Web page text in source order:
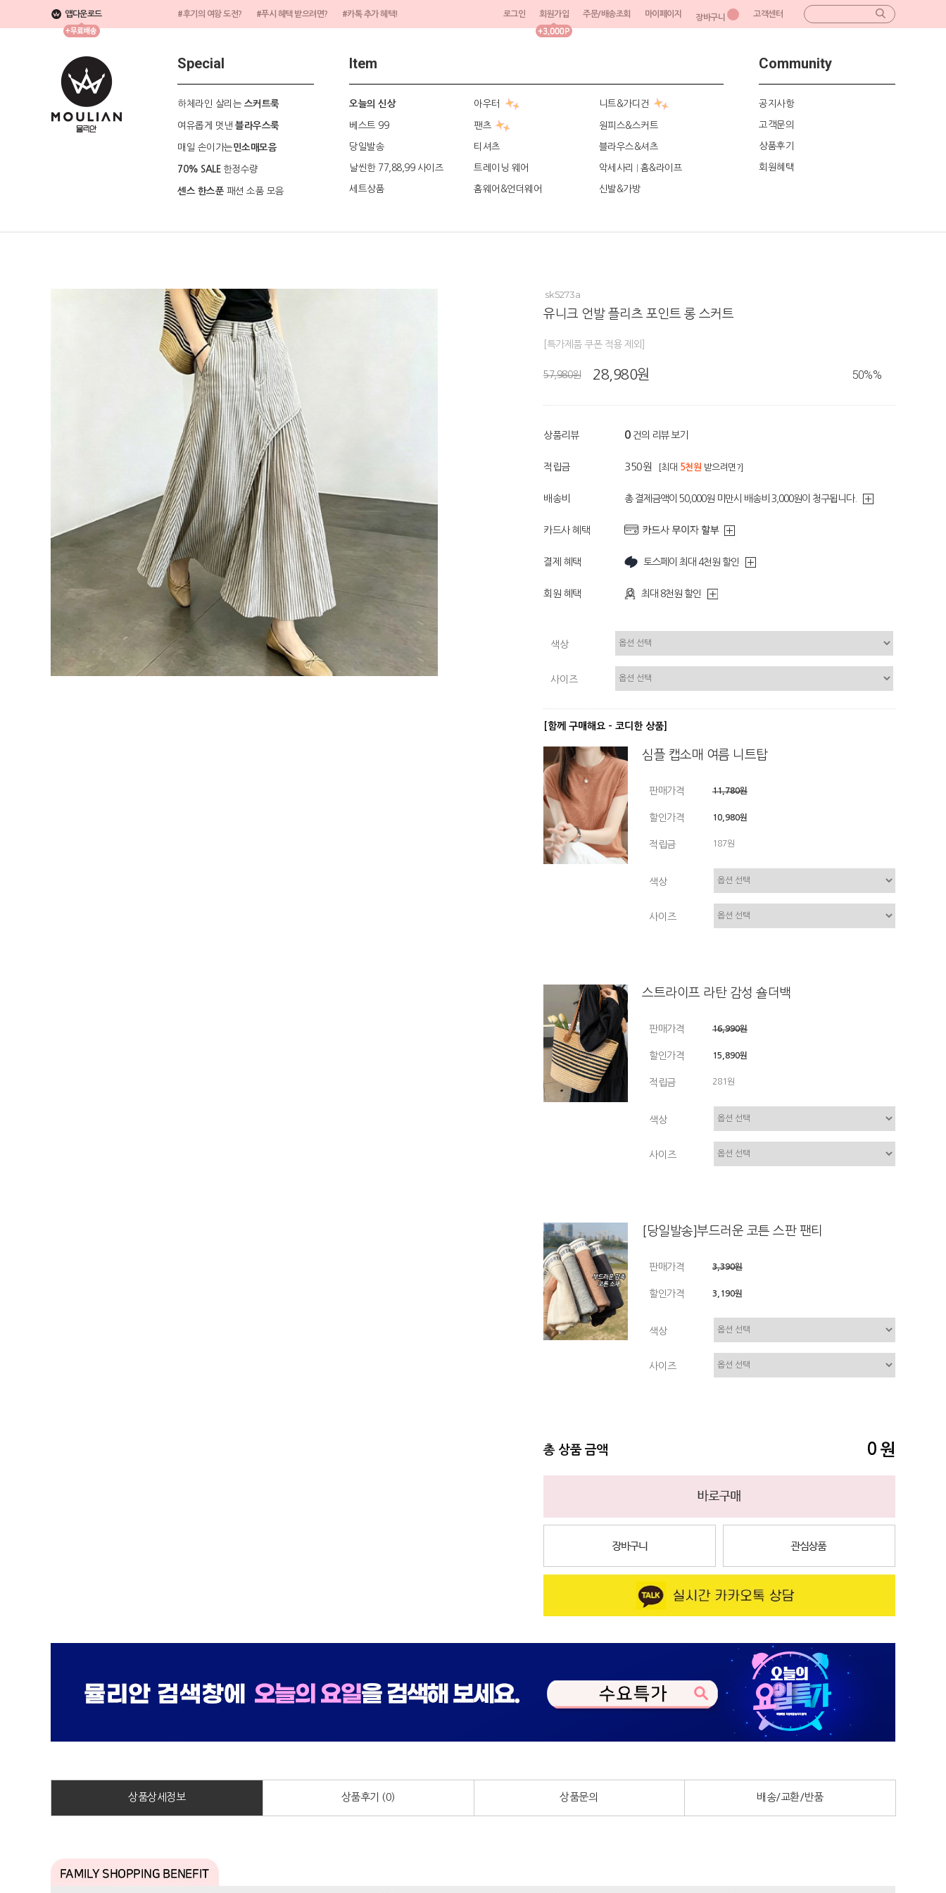
앱다운로드 #후기의 여왕 도전? #푸시 혜택 받으려면? #카톡 추가 혜택! 로그인 회원가입 주문/배송조회 마이페이지 장바구니 고객센터
Special
하체라인 살리는 스커트룩
여유롭게 멋낸 블라우스룩
매일 손이가는민소매모음
70% SALE 한정수량
센스 한스푼패션 소품 모음
Item
오늘의 신상 아우터 니트&가디건
베스트 99 팬츠 원피스&스커트
당일발송 티셔츠 블라우스&셔츠
날씬한 77,88,99 사이즈 트레이닝 웨어 악세사리 홈&라이프
세트상품 홈웨어&언더웨어 신발&가방
Community
공지사항
고객문의
상품후기
회원혜택
sk5273a
유니크 언발 플리츠 포인트 롱 스커트
[특가제품 쿠폰 적용 제외]
57,980원 28,980원 50%%
상품리뷰 0 건의 리뷰 보기
적립금 350원 [최대 5천원 받으려면?]
배송비 총 결제금액이 50,000원 미만시 배송비 3,000원이 청구됩니다.
카드사 혜택
결제 혜택 토스페이 최대 4천원 할인
회원 혜택 최대 8천원 할인
색상
사이즈
[함께 구매해요 - 코디한 상품]
심플 캡소매 여름 니트탑
판매가격 11,780원
할인가격 10,980원
적립금 187원
색상
사이즈
스트라이프 라탄 감성 숄더백
판매가격 16,990원
할인가격 15,890원
적립금 281원
색상
사이즈
[당일발송]부드러운 코튼 스판 팬티
판매가격 3,390원
할인가격 3,190원
색상
사이즈
총 상품 금액 0 원
상품상세정보 상품후기 (0) 상품문의 배송/교환/반품